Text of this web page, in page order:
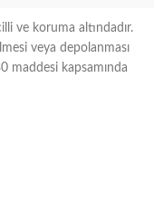
ve koruma altındadır.
veya depolanması
maddesi kapsamında